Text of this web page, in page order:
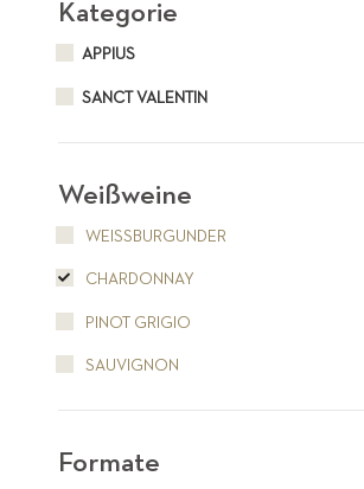
Kategorie
APPIUS
SANCT VALENTIN
Weißweine
WEISSBURGUNDER
CHARDONNAY
PINOT GRIGIO
SAUVIGNON
Formate